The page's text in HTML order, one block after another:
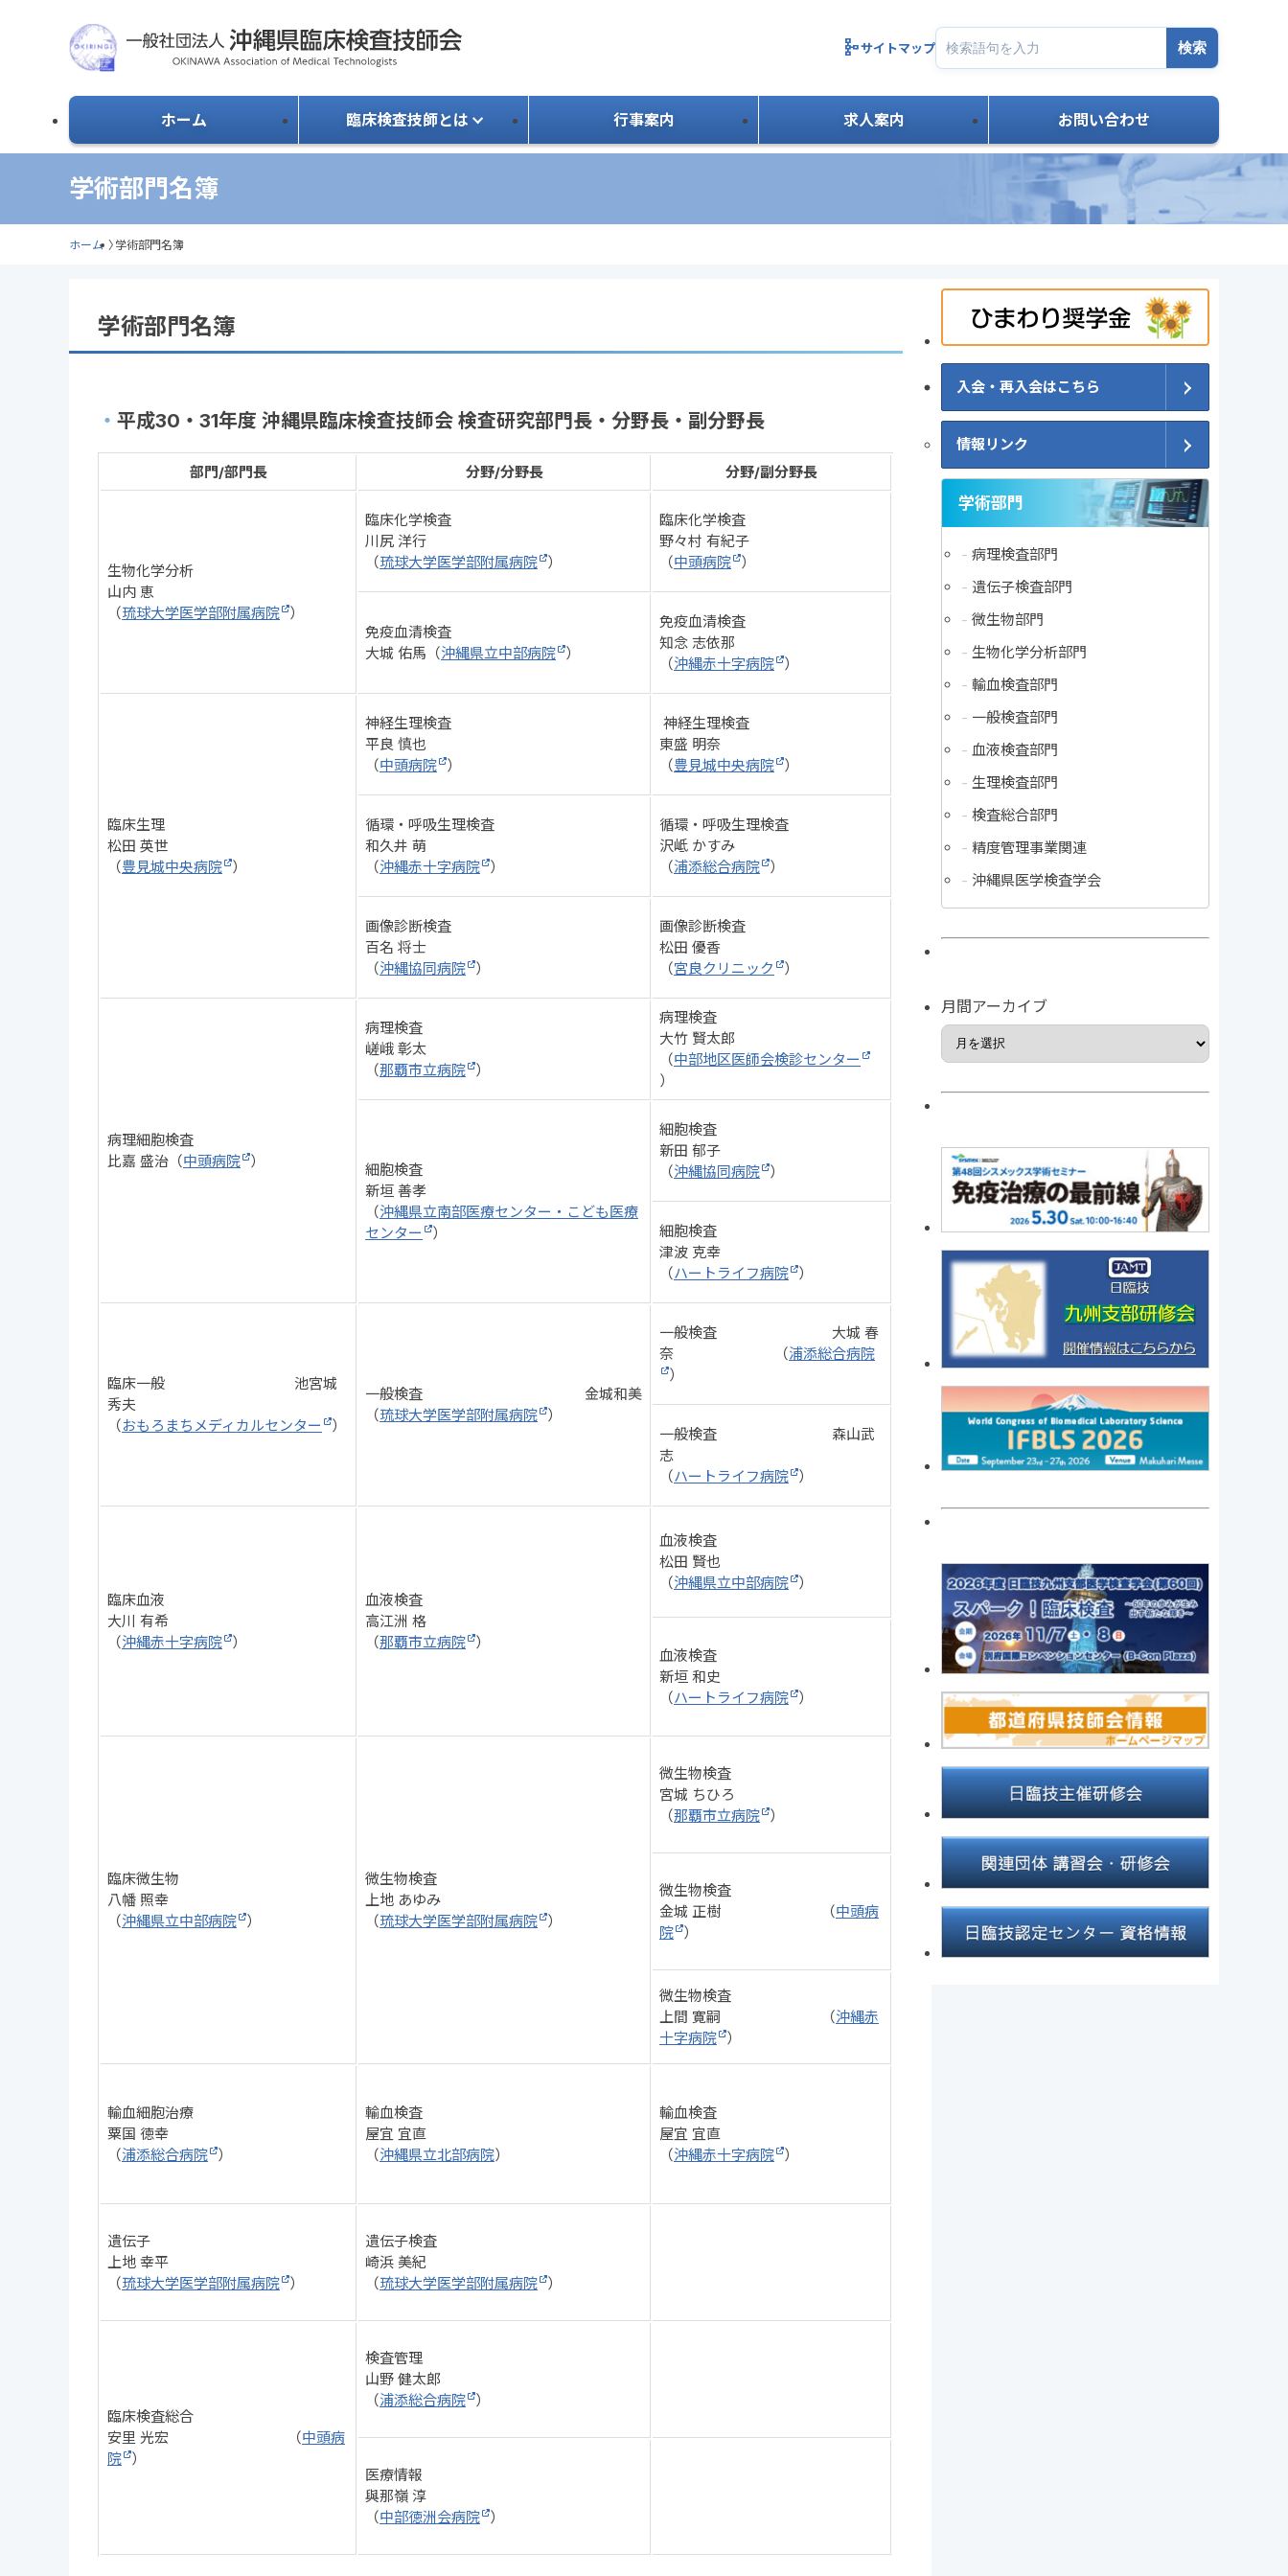
schemaサイトマップ 検索
ホーム 臨床検査技師とは 行事案内 求人案内 お問い合わせ
学術部門名簿
ホーム 〉 学術部門名簿
学術部門名簿
平成30・31年度 沖縄県臨床検査技師会 検査研究部門長・分野長・副分野長
部門/部門長 分野/分野長 分野/副分野長
生物化学分析
山内 恵
（琉球大学医学部附属病院 ）
臨床化学検査
川尻 洋行
（琉球大学医学部附属病院 ）
臨床化学検査
野々村 有紀子
（中頭病院 ）
免疫血清検査
大城 佑馬（沖縄県立中部病院 ）
免疫血清検査
知念 志依那
（沖縄赤十字病院 ）
臨床生理
松田 英世
（豊見城中央病院 ）
神経生理検査
平良 慎也
（中頭病院 ）
神経生理検査
東盛 明奈
（豊見城中央病院 ）
循環・呼吸生理検査
和久井 萌
（沖縄赤十字病院 ）
循環・呼吸生理検査
沢岻 かすみ
（浦添総合病院 ）
画像診断検査
百名 将士
（沖縄協同病院 ）
画像診断検査
松田 優香
（宮良クリニック ）
病理細胞検査
比嘉 盛治（中頭病院 ）
病理検査
嵯峨 彰太
（那覇市立病院 ）
病理検査
大竹 賢太郎
（中部地区医師会検診センター
）
細胞検査
新垣 善孝
（沖縄県立南部医療センター・こども医療
センター
）
細胞検査
新田 郁子
（沖縄協同病院 ）
細胞検査
津波 克幸
（ハートライフ病院 ）
臨床一般 池宮城
秀夫
（おもろまちメディカルセンター ）
一般検査 金城和美
（琉球大学医学部附属病院 ）
一般検査 大城 春
奈 （浦添総合病院
）
一般検査 森山武
志
（ハートライフ病院 ）
臨床血液
大川 有希
（沖縄赤十字病院 ）
血液検査
高江洲 格
（那覇市立病院 ）
血液検査
松田 賢也
（沖縄県立中部病院 ）
血液検査
新垣 和史
（ハートライフ病院 ）
臨床微生物
八幡 照幸
（沖縄県立中部病院 ）
微生物検査
上地 あゆみ
（琉球大学医学部附属病院 ）
微生物検査
宮城 ちひろ
（那覇市立病院 ）
微生物検査
金城 正樹 （中頭病
院 ）
微生物検査
上間 寛嗣 （沖縄赤
十字病院 ）
輸血細胞治療
粟国 徳幸
（浦添総合病院 ）
輸血検査
屋宜 宜直
（沖縄県立北部病院）
輸血検査
屋宜 宜直
（沖縄赤十字病院 ）
遺伝子
上地 幸平
（琉球大学医学部附属病院 ）
遺伝子検査
崎浜 美紀
（琉球大学医学部附属病院 ）
臨床検査総合
安里 光宏 （中頭病
院 ）
検査管理
山野 健太郎
（浦添総合病院 ）
医療情報
與那嶺 淳
（中部徳洲会病院 ）
入会・再入会はこちら
情報リンク
学術部門
病理検査部門
遺伝子検査部門
微生物部門
生物化学分析部門
輸血検査部門
一般検査部門
血液検査部門
生理検査部門
検査総合部門
精度管理事業関連
沖縄県医学検査学会
月間アーカイブ
間
ア
カ
イ
ブ